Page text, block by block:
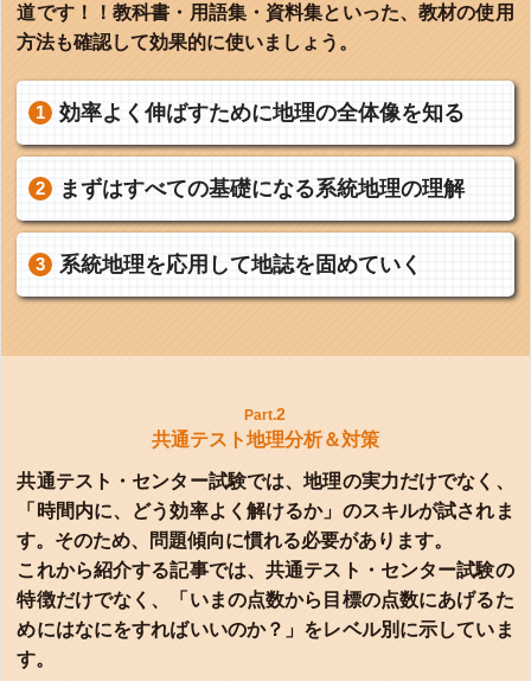
道です！！教科書・用語集・資料集といった、教材の使用
方法も確認して効果的に使いましょう。
効率よく伸ばすために地理の全体像を知る
まずはすべての基礎になる系統地理の理解
系統地理を応用して地誌を固めていく
Part.2
共通テスト地理分析＆対策
共通テスト・センター試験では、地理の実力だけでなく、
「時間内に、どう効率よく解けるか」のスキルが試されま
す。そのため、問題傾向に慣れる必要があります。
これから紹介する記事では、共通テスト・センター試験の
特徴だけでなく、「いまの点数から目標の点数にあげるた
めにはなにをすればいいのか？」をレベル別に示していま
す。